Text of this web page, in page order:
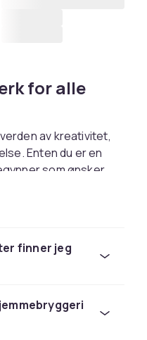
for alle
av kreativitet,
Enten du er en
som ønsker
finner du alt du
et bredt og variert
for din
at arbeid med
tilfredsstillelse
finner jeg